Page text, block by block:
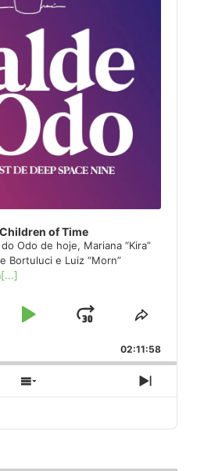
of Time
Odo de hoje, Mariana “Kira”
Bortuluci e Luiz “Morn”
[...]
Play
Jump
Forward
Share
Episode
02:11:58
Show
Episodes
Next
Episode